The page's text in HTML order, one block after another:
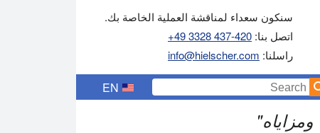
سنكون سعداء لمناقشة العملية الخاصة بك.
اتصل بنا: +49 3328 437-420
راسلنا: info@hielscher.com
EN
"